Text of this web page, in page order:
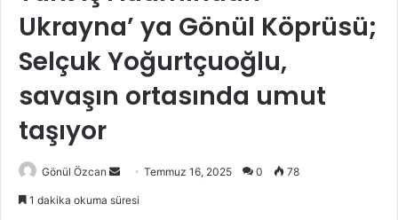
Ukrayna’ ya Gönül Köprüsü;
Selçuk Yoğurtçuoğlu,
savaşın ortasında umut
taşıyor
Gönül Özcan Temmuz 16, 2025 0 78
1 dakika okuma süresi